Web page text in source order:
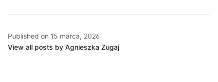
Published on 15 marca, 2026
View all posts by Agnieszka Zugaj